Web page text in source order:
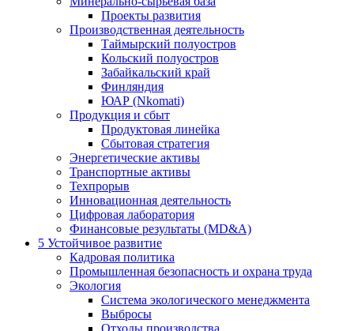
Проекты развития
Производственная деятельность
Таймырский полуостров
Кольский полуостров
Забайкальский край
Финляндия
ЮАР (Nkomati)
Продукция и сбыт
Продуктовая линейка
Сбытовая стратегия
Энергетические активы
Транспортные активы
Техпрорыв
Инновационная деятельность
Цифровая лаборатория
Финансовые результаты (MD&A)
5 Устойчивое развитие
Кадровая политика
Промышленная безопасность и охрана труда
Экология
Система экологического менеджмента
Выбросы
Отходы производства